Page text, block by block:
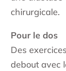
chirurgicale.
Pour le dos
Des
debout avec